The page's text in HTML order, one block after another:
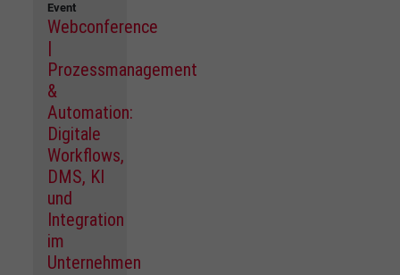
Event
Webconference
|
Prozessmanagement
&
Automation:
Digitale
Workflows,
DMS, KI
und
Integration
im
Unternehmen